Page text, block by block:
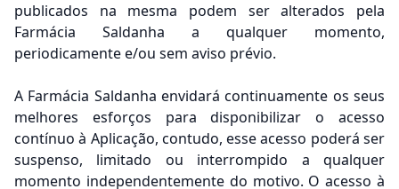
publicados na mesma podem ser alterados pela
Farmácia Saldanha a qualquer momento,
periodicamente e/ou sem aviso prévio.
A Farmácia Saldanha envidará continuamente os seus
melhores esforços para disponibilizar o acesso
contínuo à Aplicação, contudo, esse acesso poderá ser
suspenso, limitado ou interrompido a qualquer
momento independentemente do motivo. O acesso à